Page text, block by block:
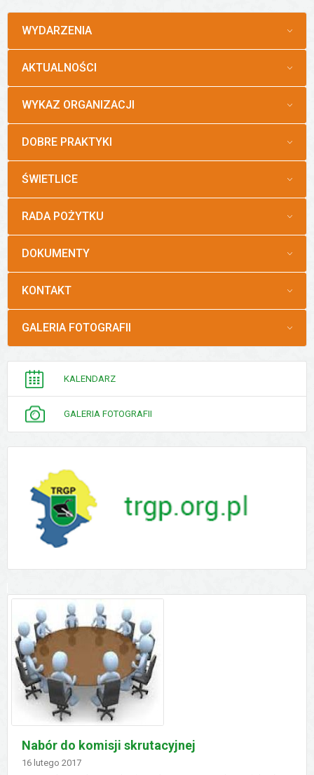
MENU
WYDARZENIA
MENU
AKTUALNOŚCI
MENU
WYKAZ ORGANIZACJI
MENU
DOBRE PRAKTYKI
MENU
ŚWIETLICE
MENU
RADA POŻYTKU
MENU
DOKUMENTY
MENU
KONTAKT
MENU
GALERIA FOTOGRAFII
PORADNIK
INTERESANTA
KALENDARZ
GALERIA FOTOGRAFII
Aktualności
Nabór do komisji skrutacyjnej
Dodano
16 lutego 2017